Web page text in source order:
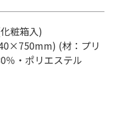
粧箱入)
(材：プリ
％・ポリエステル